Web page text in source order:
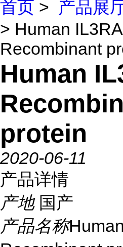
首页 > 产品展
> Human IL3RA
Recombinant
Human
protein
2020-06-11
产品详情
产地 国产
产品名称